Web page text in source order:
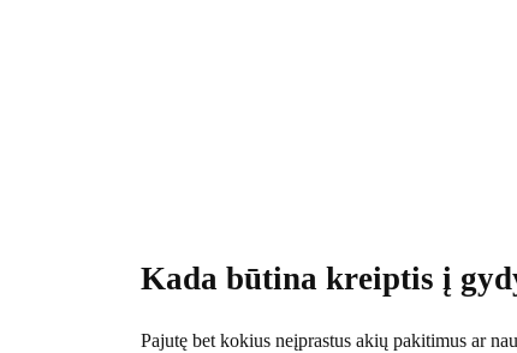
Kada būtina kreiptis į
Pajutę bet kokius neįprastus akių pakitimus ar